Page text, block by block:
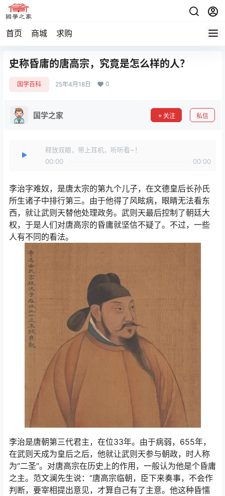
首页 商城 求购
史称昏庸的唐高宗，究竟是怎么样的人？
国学百科 25年4月18日 0
国学之家 关注 私信
释放双眼，带上耳机，听听看~！
00:00
00:00
李治字难奴，是唐太宗的第九个儿子，在文德皇后长孙氏
所生诸子中排行第三。由于他得了风眩病，眼睛无法看东
西，就让武则天替他处理政务。武则天最后控制了朝廷大
权，于是人们对唐高宗的昏庸就坚信不疑了。不过，一些
人有不同的看法。
李治是唐朝第三代君主，在位33年。由于病弱，655年，
在武则天成为皇后之后，他就让武则天参与朝政，时人称
为“二圣”。对唐高宗在历史上的作用，一般认为他是个昏庸
之主。范文澜先生说：“唐高宗临朝，臣下来奏事，不会作
判断，要宰相提出意见，才算自己有了主意。他这种昏懦